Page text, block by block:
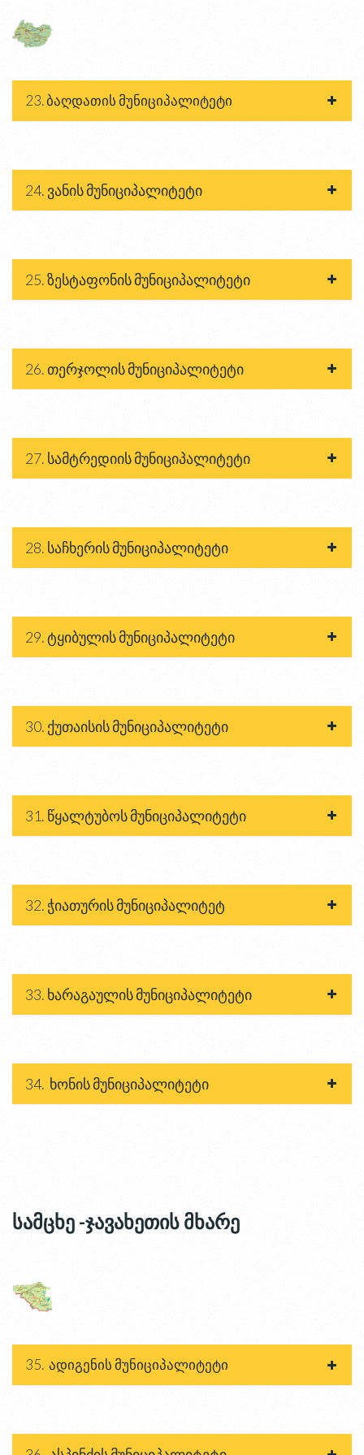
23. ბაღდათის მუნიციპალიტეტი
24. ვანის მუნიციპალიტეტი
25. ზესტაფონის მუნიციპალიტეტი
26. თერჯოლის მუნიციპალიტეტი
27. სამტრედიის მუნიციპალიტეტი
28. საჩხერის მუნიციპალიტეტი
29. ტყიბულის მუნიციპალიტეტი
30. ქუთაისის მუნიციპალიტეტი
31. წყალტუბოს მუნიციპალიტეტი
32. ჭიათურის მუნიციპალიტეტ
33. ხარაგაულის მუნიციპალიტეტი
34. ხონის მუნიციპალიტეტი
სამცხე -ჯავახეთის მხარე
35. ადიგენის მუნიციპალიტეტი